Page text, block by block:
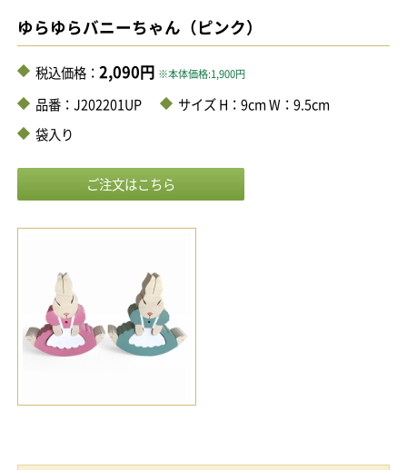
ゆらゆらバニーちゃん（ピンク）
税込価格： 2,090円 ※本体価格:1,900円
品番：J202201UP
サイズ H：9cm W：9.5cm
袋入り